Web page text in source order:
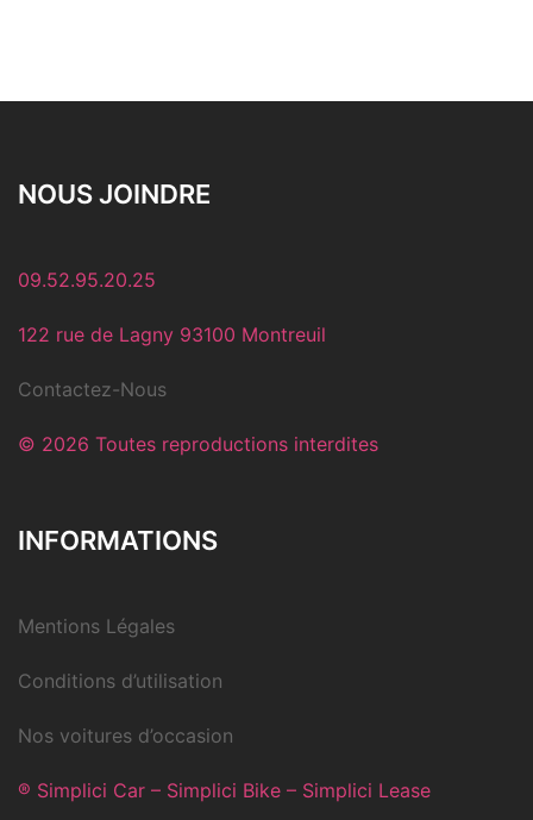
NOUS JOINDRE
09.52.95.20.25
122 rue de Lagny 93100 Montreuil
Contactez-Nous
© 2026 Toutes reproductions interdites
INFORMATIONS
Mentions Légales
Conditions d’utilisation
Nos voitures d’occasion
® Simplici Car – Simplici Bike – Simplici Lease